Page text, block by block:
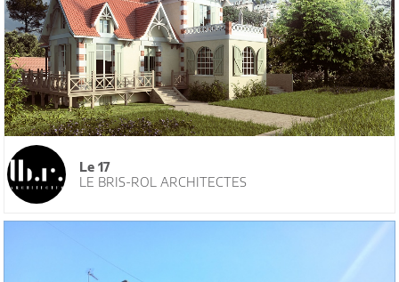
Le 17
LE BRIS-ROL ARCHITECTES